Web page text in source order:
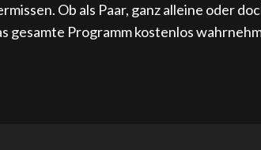
Ob als Paar, ganz alleine oder
gesamte Programm kostenlos